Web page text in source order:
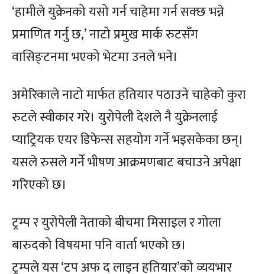
‘हामीले युक्रेनको यसो गर्न चाहेमा गर्न सक्छ भन्ने
प्रमाणित गर्नु छ,’ नाटो प्रमुख मार्क रुटसँग
वासिङ्टनमा भएको भेटमा उनले भने।
अमेरिकाले नाटो मार्फत हतियार पठाउने चाहेको कुरा
रुटले स्वीकार गरे। युरोपेली देशले नै युक्रेनलाई
प्याट्रियक एयर डिफेन्स सहयोग गर्ने भइसकेका छन्।
यसले रुसले गर्ने भीषण आक्रमणबाट बचाउने अपेक्षा
गरिएको छ।
ट्रम्प र युरोपेली नेताको बीचमा मिसाइल र गोला
बारुदको विषयमा पनि वार्ता भएको छ।
ट्रम्पले यस ‘टप अफ द लाइन हतियार’को व्ययभार